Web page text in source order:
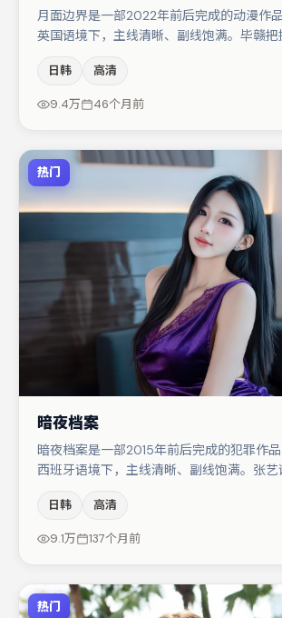
月面边界是一部2022年前后完成的动漫作
英国语境下，主线清晰、副线饱满。毕赣把
亦菲的对手戏构成全片情感锚点，马丽则以
题层层揭开。整体完成度较高，适合周末一
日韩 高清
9.4万 46个月前
热门
暗夜档案
暗夜档案是一部2015年前后完成的犯罪作
西班牙语境下，主线清晰、副线饱满。张艺
阵容包括河正宇、宋佳、汤唯等，角色动机
喜欢抠台词与伏笔的观众。整体完成度较高
气追完。
日韩 高清
9.1万 137个月前
热门